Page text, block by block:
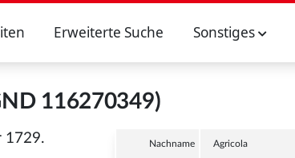
Erweiterte Suche Sonstiges
116270349)
Nachname Agricola
1729.